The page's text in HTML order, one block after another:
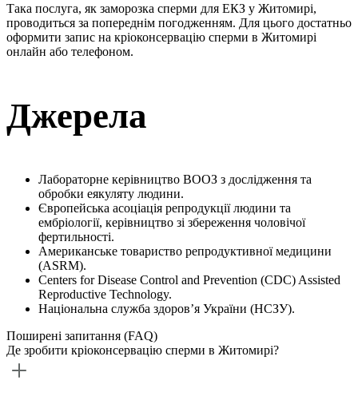
Така послуга, як заморозка сперми для ЕКЗ у Житомирі,
проводиться за попереднім погодженням. Для цього достатньо
оформити запис на кріоконсервацію сперми в Житомирі
онлайн або телефоном.
Джерела
Лабораторне керівництво ВООЗ з дослідження та
обробки еякуляту людини.
Європейська асоціація репродукції людини та
ембріології, керівництво зі збереження чоловічої
фертильності.
Американське товариство репродуктивної медицини
(ASRM).
Centers for Disease Control and Prevention (CDC) Assisted
Reproductive Technology.
Національна служба здоров’я України (НСЗУ).
Поширені запитання (FAQ)
Де зробити кріоконсервацію сперми в Житомирі?